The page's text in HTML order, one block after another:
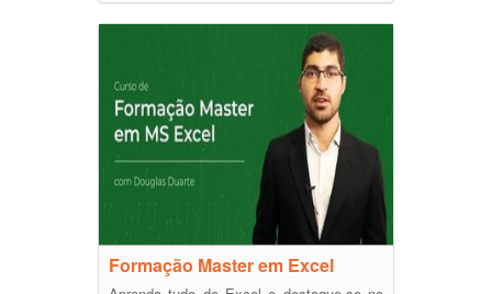
Formação Master em Excel